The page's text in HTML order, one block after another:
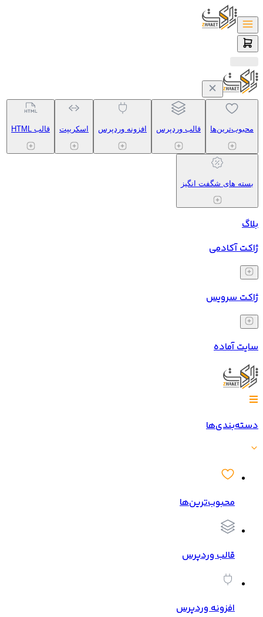
محبوب‌ترین‌ها قالب وردپرس افزونه وردپرس اسکریپت قالب HTML
بسته های شگفت انگیز
بلاگ
ژاکت آکادمی
ژاکت سرویس
سایت آماده
دسته‌بندی‌ها
محبوب‌ترین‌ها
قالب وردپرس
افزونه وردپرس